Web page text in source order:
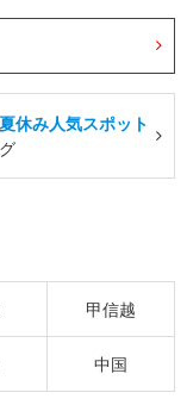
夏休み人気スポット
甲信越
中国